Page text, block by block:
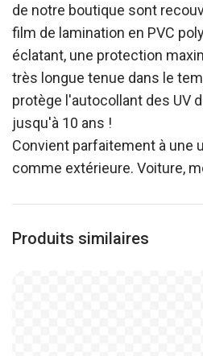
de notre boutique sont
film de lamination en PVC
éclatant, une protection
très longue tenue dans le
protège l'autocollant des UV
jusqu'à 10 ans !
Convient parfaitement à une
comme extérieure. Voiture,
Produits similaires